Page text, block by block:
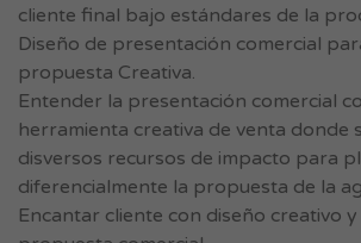
cliente final bajo estándares de la
Diseño de presentación comercial
propuesta Creativa.
Entender la presentación comercial
herramienta creativa de venta donde
disversos recursos de impacto para
diferencialmente la propuesta de la
Encantar cliente con diseño creativo